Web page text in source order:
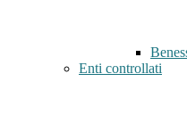
Enti controllati